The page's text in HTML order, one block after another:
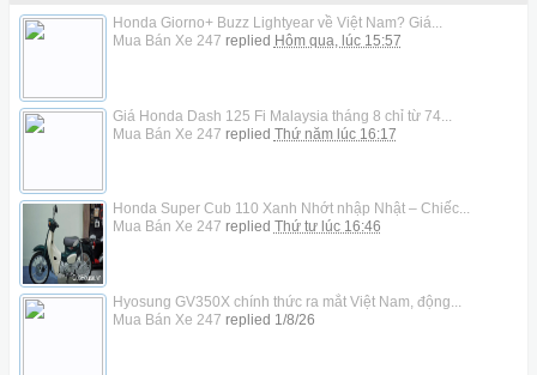
Honda Giorno+ Buzz Lightyear về Việt Nam? Giá...
Mua Bán Xe 247 replied Hôm qua, lúc 15:57
Giá Honda Dash 125 Fi Malaysia tháng 8 chỉ từ 74...
Mua Bán Xe 247 replied Thứ năm lúc 16:17
Honda Super Cub 110 Xanh Nhớt nhập Nhật – Chiếc...
Mua Bán Xe 247 replied Thứ tư lúc 16:46
Hyosung GV350X chính thức ra mắt Việt Nam, động...
Mua Bán Xe 247 replied 1/8/26